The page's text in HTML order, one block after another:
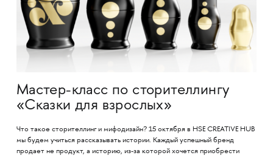
Мастер-класс по сторителлингу
«Сказки для взрослых»
Что такое сторителлинг и мифодизайн? 15 октября в HSE CREATIVE HUB
мы будем учиться рассказывать истории. Каждый успешный бренд
продает не продукт, а историю, из-за которой хочется приобрести